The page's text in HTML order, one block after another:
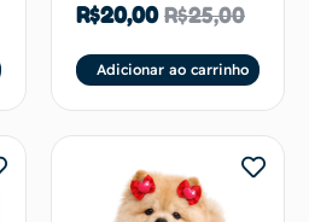
R$25,00
R$20,00
Adicionar ao carrinho